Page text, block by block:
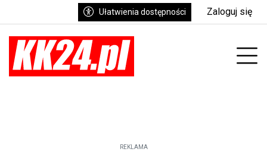
Ułatwienia dostępności Zaloguj się
REKLAMA